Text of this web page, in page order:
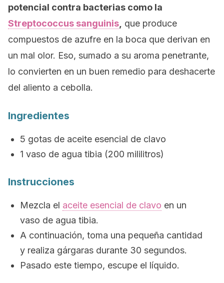
potencial contra bacterias como la
Streptococcus sanguinis que produce
compuestos de azufre en la boca que derivan en
un mal olor. Eso, sumado a su aroma penetrante,
lo convierten en un buen remedio para deshacerte
del aliento a cebolla.
Ingredientes
5 gotas de aceite esencial de clavo
1 vaso de agua tibia (200 mililitros)
Instrucciones
Mezcla el aceite esencial de clavo en un
vaso de agua tibia.
A continuación, toma una pequeña cantidad
y realiza gárgaras durante 30 segundos.
Pasado este tiempo, escupe el líquido.